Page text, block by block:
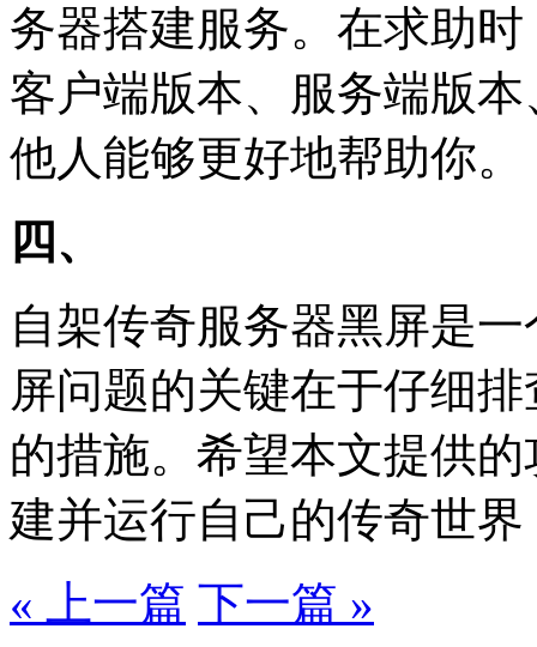
务器搭建服务。在求助
客户端版本、服务端版
他人能够更好地帮助你。
四、
自架传奇服务器黑屏是
屏问题的关键在于仔细
的措施。希望本文提供
建并运行自己的传奇世
« 上一篇 下一篇 »